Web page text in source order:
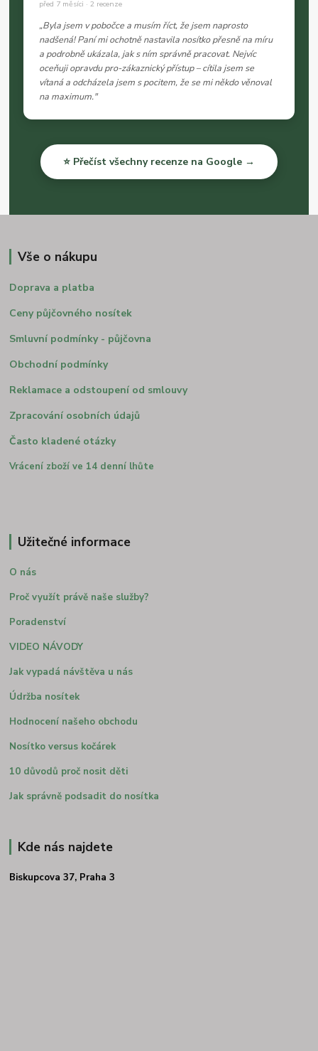
před 7 měsíci · 2 recenze
„Byla jsem v pobočce a musím říct, že jsem naprosto
nadšená! Paní mi ochotně nastavila nosítko přesně na míru
a podrobně ukázala, jak s ním správně pracovat. Nejvíc
oceňuji opravdu pro-zákaznický přístup – cítila jsem se
vítaná a odcházela jsem s pocitem, že se mi někdo věnoval
na maximum."
⭐ Přečíst všechny recenze na Google →
Vše o nákupu
Doprava a platba
Ceny půjčovného nosítek
Smluvní podmínky - půjčovna
Obchodní podmínky
Reklamace a odstoupení od smlouvy
Zpracování osobních údajů
Často kladené otázky
Vrácení zboží ve 14 denní lhůte
Užitečné informace
O nás
Proč využít právě naše služby?
Poradenství
VIDEO NÁVODY
Jak vypadá návštěva u nás
Údržba nosítek
Hodnocení našeho obchodu
Nosítko versus kočárek
10 důvodů proč nosit děti
Jak správně podsadit do nosítka
Kde nás najdete
Biskupcova 37, Praha 3